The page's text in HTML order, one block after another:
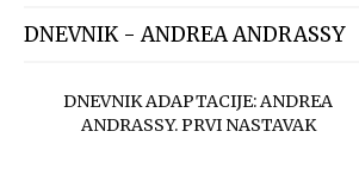
DNEVNIK - ANDREA ANDRASSY
DNEVNIK ADAPTACIJE: ANDREA
ANDRASSY. PRVI NASTAVAK